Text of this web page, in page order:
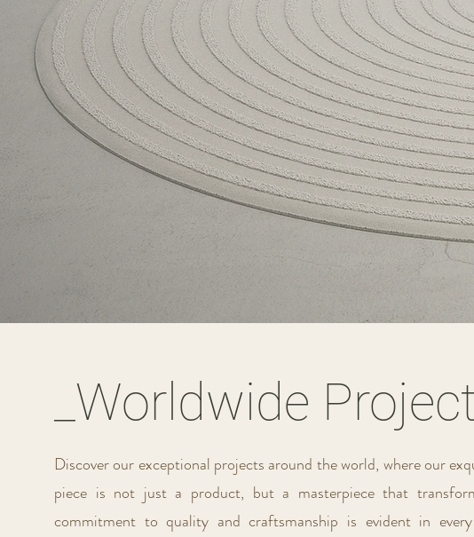
_Worldwide
Discover our exceptional projects around the world, where our
piece is not just a product, but a masterpiece that
commitment to quality and craftsmanship is evident in